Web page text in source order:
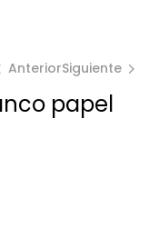
AnteriorSiguiente
papel